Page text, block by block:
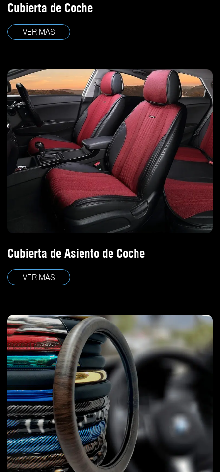
Cubierta de Coche
VER MÁS
Cubierta de Asiento de Coche
VER MÁS